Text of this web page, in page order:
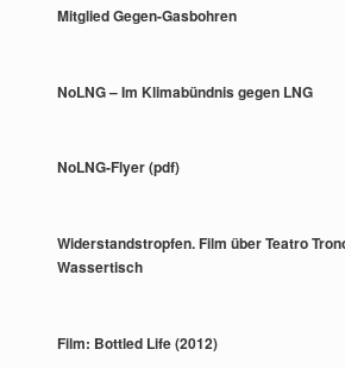
Mitglied Gegen-Gasbohren
NoLNG – Im Klimabündnis gegen LNG
NoLNG-Flyer (pdf)
Widerstandstropfen. Film über Teatro
Wassertisch
Film: Bottled Life (2012)